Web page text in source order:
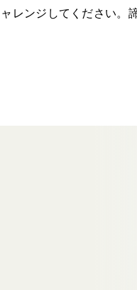
ャレンジしてください。